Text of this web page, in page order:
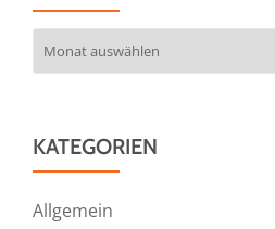
KATEGORIEN
Allgemein